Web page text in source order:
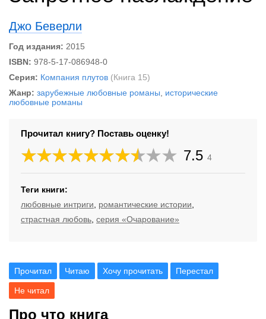
Джо Беверли
Год издания: 2015
ISBN: 978-5-17-086948-0
Серия: Компания плутов (Книга 15)
Жанр: зарубежные любовные романы
исторические
любовные романы
Прочитал книгу? Поставь оценку!
7.5 4
Теги книги:
любовные интриги
романтические истории
страстная любовь серия «Очарование»
Прочитал Читаю Хочу прочитать Перестал
Не читал
Про что книга